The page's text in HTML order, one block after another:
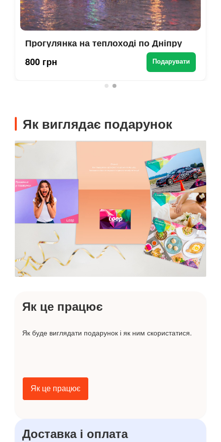
Прогулянка на теплоході по Дніпру
800 грн
Подарувати
Як виглядає подарунок
Як це працює
Як буде виглядати подарунок і як ним скористатися.
Як це працює
Доставка і оплата